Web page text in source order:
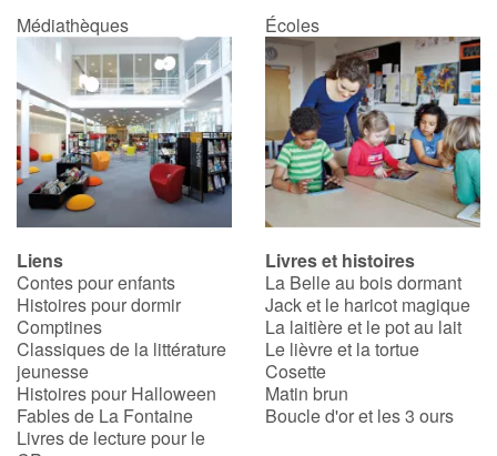
Contraste +
Aide
Accueil
Famille
Écoles
Médiathèques
Vidéos & Tutoriaux
Médiathèques Écoles
Liens
Contes pour enfants
Histoires pour dormir
Comptines
Classiques de la littérature
jeunesse
Histoires pour Halloween
Fables de La Fontaine
Livres de lecture pour le
Livres et histoires
La Belle au bois dormant
Jack et le haricot magique
La laitière et le pot au lait
Le lièvre et la tortue
Cosette
Matin brun
Boucle d'or et les 3 ours